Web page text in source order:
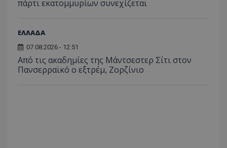
πάρτι εκατομμυρίων συνεχίζεται
ΕΛΛΑΔΑ
07.08.2026 - 12:51
Από τις ακαδημίες της Μάντσεστερ Σίτι στον
Πανσερραϊκό ο εξτρέμ, Ζορζίνιο